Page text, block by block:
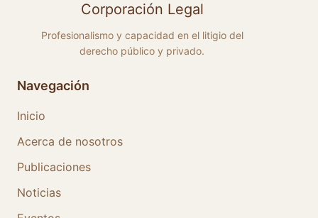
Corporación Legal
Profesionalismo y capacidad en el litigio del
derecho público y privado.
Navegación
Inicio
Acerca de nosotros
Publicaciones
Noticias